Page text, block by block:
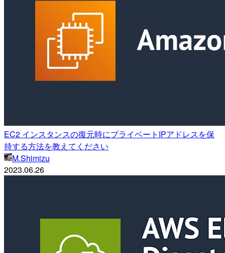
EC2 インスタンスの復元時にプライベートIPアドレスを保
持する方法を教えてください
M.Shimizu
2023.06.26